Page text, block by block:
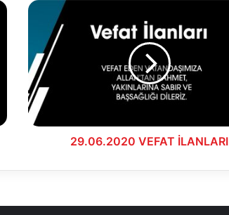
29.06.2020
VEFAT
İLANLARI
29.06.2020 VEFAT İLANLARI